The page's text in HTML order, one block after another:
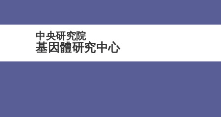
中央研究院
基因體研究中心